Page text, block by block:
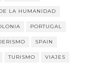
LA HUMANIDAD
PORTUGAL
SPAIN
TURISMO VIAJES